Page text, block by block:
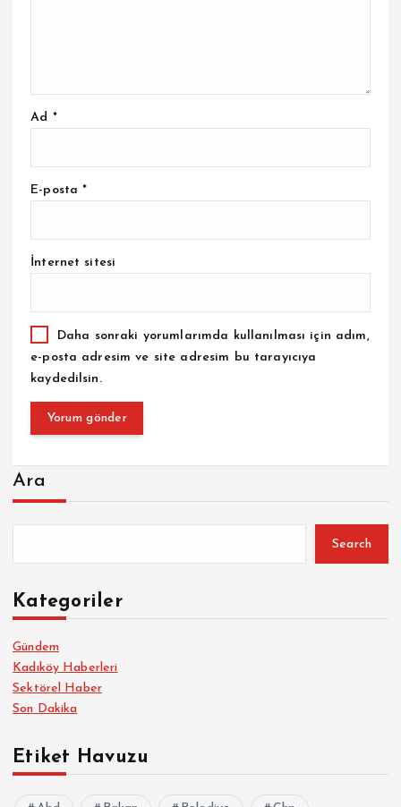
Ad *
E-posta*
İnternet sitesi
Daha sonraki yorumlarımda kullanılması için adım,
e-posta adresim ve site adresim bu tarayıcıya
kaydedilsin.
Ara
Search
Kategoriler
Gündem
Kadıköy Haberleri
Sektörel Haber
Son Dakika
Etiket Havuzu